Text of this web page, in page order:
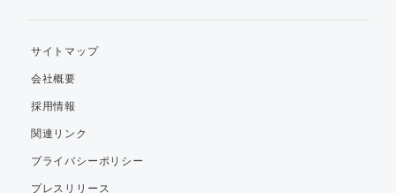
サイトマップ
会社概要
採用情報
関連リンク
プライバシーポリシー
プレスリリース